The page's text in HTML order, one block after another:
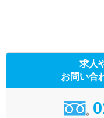
求人
お問い合